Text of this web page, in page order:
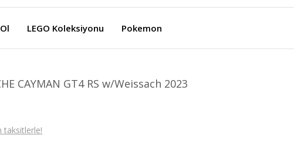
LEGO Koleksiyonu Pokemon
CAYMAN GT4 RS w/Weissach 2023
taksitlerle!